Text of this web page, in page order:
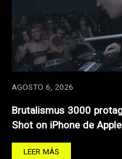
AGOSTO 6, 2026
Brutalismus 3000
Shot on iPhone de Apple
LEER MÁS